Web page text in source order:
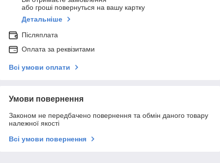
або гроші повернуться на вашу картку
Детальніше
Післяплата
Оплата за реквізитами
Всі умови оплати
Умови повернення
Законом не передбачено повернення та обмін даного товару
належної якості
Всі умови повернення